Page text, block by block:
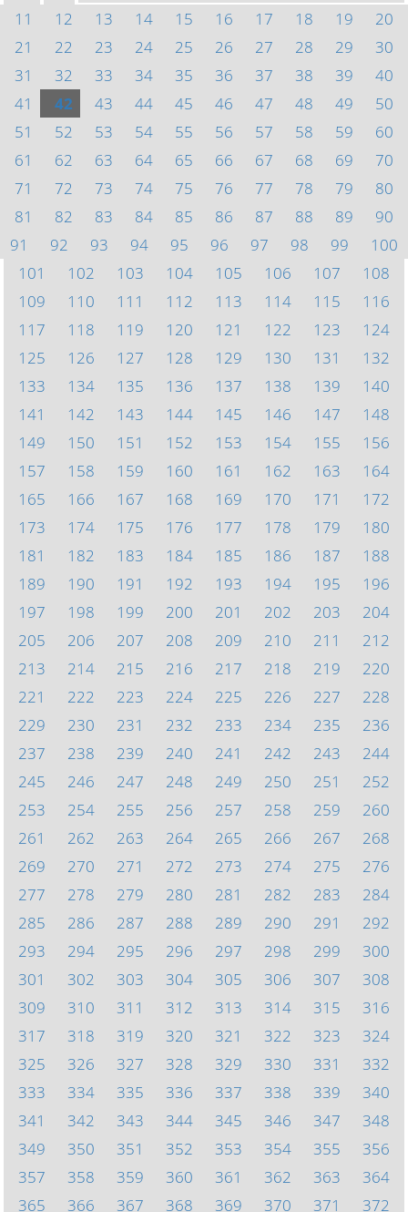
11
12 13 14 15 16 17 18 19
20
21
22 23 24 25 26 27 28 29
30
31
32 33 34 35 36 37 38 39
40
41
42 43 44 45 46 47 48 49
50
51
52 53 54 55 56 57 58 59
60
61
62 63 64 65 66 67 68 69
70
71
72 73 74 75 76 77 78 79
80
81
82 83 84 85 86 87 88 89
90
91
92 93 94 95 96 97 98 99
100
101
102 103 104 105 106 107
108
109
110 111 112 113 114 115
116
117
118 119 120 121 122 123
124
125
126 127 128 129 130 131
132
133
134 135 136 137 138 139
140
141
142 143 144 145 146 147
148
149
150 151 152 153 154 155
156
157
158 159 160 161 162 163
164
165
166 167 168 169 170 171
172
173
174 175 176 177 178 179
180
181
182 183 184 185 186 187
188
189
190 191 192 193 194 195
196
197
198 199 200 201 202 203
204
205
206 207 208 209 210 211
212
213
214 215 216 217 218 219
220
221
222 223 224 225 226 227
228
229
230 231 232 233 234 235
236
237
238 239 240 241 242 243
244
245
246 247 248 249 250 251
252
253
254 255 256 257 258 259
260
261
262 263 264 265 266 267
268
269
270 271 272 273 274 275
276
277
278 279 280 281 282 283
284
285
286 287 288 289 290 291
292
293
294 295 296 297 298 299
300
301
302 303 304 305 306 307
308
309
310 311 312 313 314 315
316
317
318 319 320 321 322 323
324
325
326 327 328 329 330 331
332
333
334 335 336 337 338 339
340
341
342 343 344 345 346 347
348
349
350 351 352 353 354 355
356
357
358 359 360 361 362 363
364
365
366 367 368 369 370 371 372